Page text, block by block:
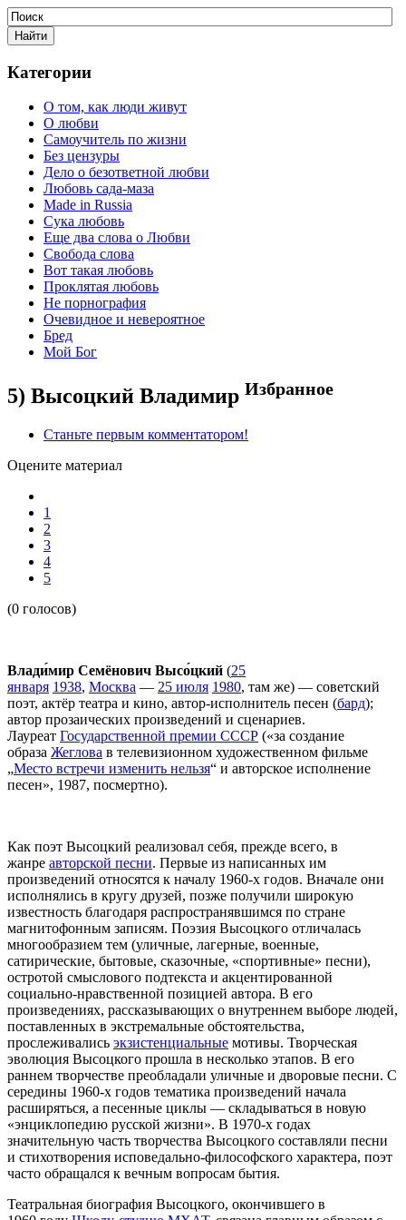
Категории
О том, как люди живут
О любви
Самоучитель по жизни
Без цензуры
Дело о безответной любви
Любовь сада-маза
Made in Russia
Сука любовь
Еще два слова о Любви
Свобода слова
Вот такая любовь
Проклятая любовь
Не порнография
Очевидное и невероятное
Бред
Мой Бог
5) Высоцкий Владимир Избранное
Станьте первым комментатором!
Оцените материал
1
2
3
4
5
(0 голосов)
Влади́мир Семёнович Высо́цкий (25
января 1938, Москва — 25 июля 1980, там же) — советский
поэт, актёр театра и кино, автор-исполнитель песен (бард);
автор прозаических произведений и сценариев.
Лауреат Государственной премии СССР («за создание
образа Жеглова в телевизионном художественном фильме
„Место встречи изменить нельзя“ и авторское исполнение
песен», 1987, посмертно).
Как поэт Высоцкий реализовал себя, прежде всего, в
жанре авторской песни. Первые из написанных им
произведений относятся к началу 1960-х годов. Вначале они
исполнялись в кругу друзей, позже получили широкую
известность благодаря распространявшимся по стране
магнитофонным записям. Поэзия Высоцкого отличалась
многообразием тем (уличные, лагерные, военные,
сатирические, бытовые, сказочные, «спортивные» песни),
остротой смыслового подтекста и акцентированной
социально-нравственной позицией автора. В его
произведениях, рассказывающих о внутреннем выборе людей,
поставленных в экстремальные обстоятельства,
прослеживались экзистенциальные мотивы. Творческая
эволюция Высоцкого прошла в несколько этапов. В его
раннем творчестве преобладали уличные и дворовые песни. С
середины 1960-х годов тематика произведений начала
расширяться, а песенные циклы — складываться в новую
«энциклопедию русской жизни». В 1970-х годах
значительную часть творчества Высоцкого составляли песни
и стихотворения исповедально-философского характера, поэт
часто обращался к вечным вопросам бытия.
Театральная биография Высоцкого, окончившего в